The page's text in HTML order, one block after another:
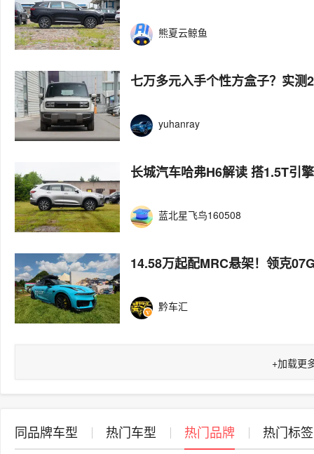
熊夏云鲸鱼
七万多元入手个性方盒子？实
yuhanray
长城汽车哈弗H6解读 搭1.5T引擎
蓝北星飞鸟160508
14.58万起配MRC悬架！领克
黔车汇
+加载更
同品牌车型 热门车型 热门品牌 热门标签